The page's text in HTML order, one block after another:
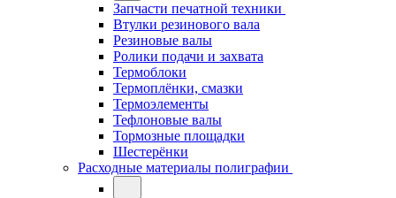
Запчасти печатной техники
Втулки резинового вала
Резиновые валы
Ролики подачи и захвата
Термоблоки
Термоплёнки, смазки
Термоэлементы
Тефлоновые валы
Тормозные площадки
Шестерёнки
Расходные материалы полиграфии